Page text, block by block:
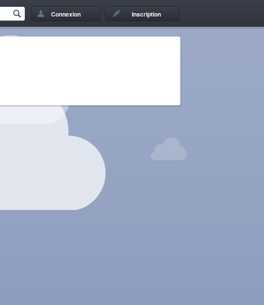
Connexion Inscription